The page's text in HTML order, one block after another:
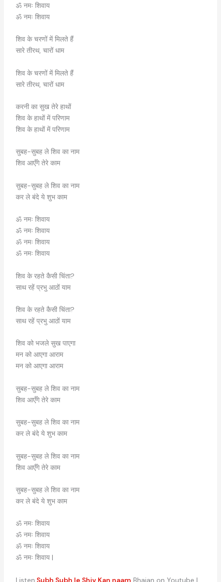
ॐ नमः शिवाय
ॐ नमः शिवाय
शिव के चरणों में मिलते हैं
सारे तीरथ, चारों धाम
शिव के चरणों में मिलते हैं
सारे तीरथ, चारों धाम
करनी का सुख तेरे हाथों
शिव के हाथों में परिणाम
शिव के हाथों में परिणाम
सुबह-सुबह ले शिव का नाम
शिव आएँगे तेरे काम
सुबह-सुबह ले शिव का नाम
कर ले बंदे ये शुभ काम
ॐ नमः शिवाय
ॐ नमः शिवाय
ॐ नमः शिवाय
ॐ नमः शिवाय
शिव के रहते कैसी चिंता?
साथ रहें प्रभु आठों याम
शिव के रहते कैसी चिंता?
साथ रहें प्रभु आठों याम
शिव को भजले सुख पाएगा
मन को आएगा आराम
मन को आएगा आराम
सुबह-सुबह ले शिव का नाम
शिव आएँगे तेरे काम
सुबह-सुबह ले शिव का नाम
कर ले बंदे ये शुभ काम
सुबह-सुबह ले शिव का नाम
शिव आएँगे तेरे काम
सुबह-सुबह ले शिव का नाम
कर ले बंदे ये शुभ काम
ॐ नमः शिवाय
ॐ नमः शिवाय
ॐ नमः शिवाय
ॐ नमः शिवाय |
Listen Subh Subh le Shiv Kan naam Bhajan on Youtube |